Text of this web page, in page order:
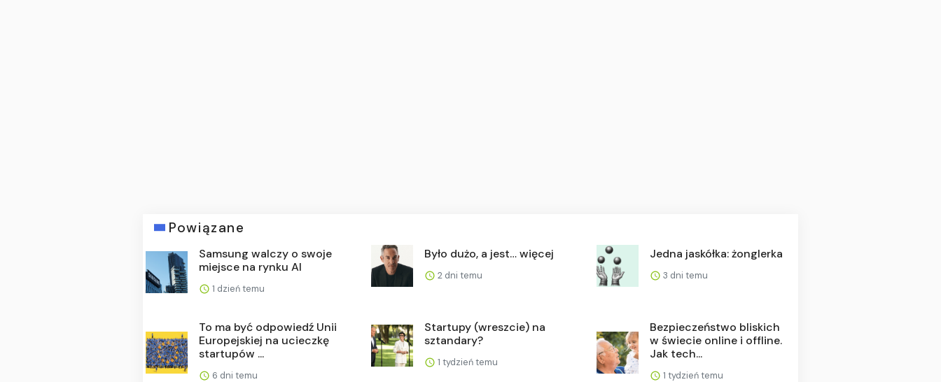
Powiązane
Samsung walczy o swoje
miejsce na rynku AI
1 dzień temu
Było dużo, a jest… więcej
2 dni temu
Jedna jaskółka: żonglerka
3 dni temu
To ma być odpowiedź Unii
Europejskiej na ucieczkę
startupów ...
6 dni temu
Startupy (wreszcie) na
sztandary?
1 tydzień temu
Bezpieczeństwo bliskich
w świecie online i offline.
Jak tech...
1 tydzień temu